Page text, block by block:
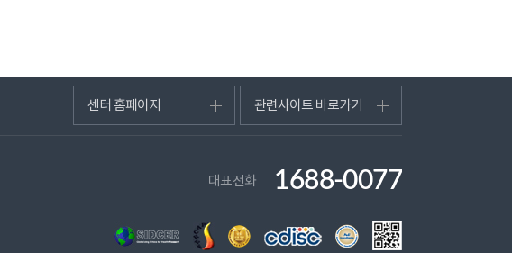
센터 홈페이지 관련사이트 바로가기
대표전화 1688-0077